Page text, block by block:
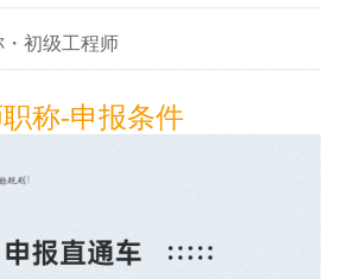
・初级工程师
称-申报条件